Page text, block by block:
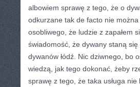
albowiem sprawę z tego, że o
odkurzane tak de facto nie
osobliwego, że ludzie z zapałem
świadomość, że dywany staną
dywanów łódź. Nic dziwnego, bo
wiedzą, jak tego dokonać, żeby
sprawę z tego, że taka usługa